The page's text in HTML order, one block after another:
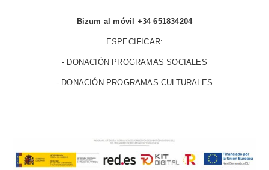
Bizum al móvil +34 651834204
ESPECIFICAR:
- DONACIÓN PROGRAMAS SOCIALES
- DONACIÓN PROGRAMAS CULTURALES